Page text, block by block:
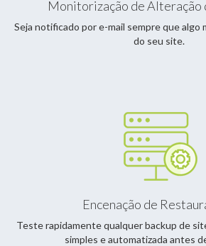
Monitorização de Alteração
Seja notificado por e-mail sempre que
do seu site.
Encenação de
Teste rapidamente qualquer backup de
simples e automatizada antes